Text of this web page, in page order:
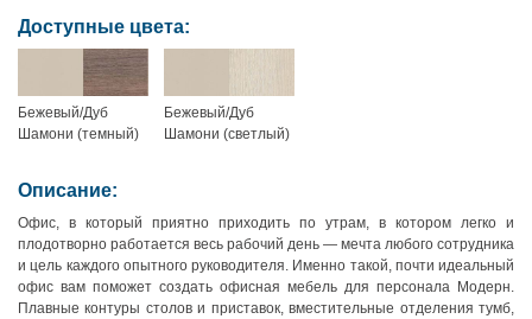
Доступные цвета:
Бежевый/Дуб
Шамони (темный)
Бежевый/Дуб
Шамони (светлый)
Описание:
Офис, в который приятно приходить по утрам, в котором легко и
плодотворно работается весь рабочий день — мечта любого сотрудника
и цель каждого опытного руководителя. Именно такой, почти идеальный
офис вам поможет создать офисная мебель для персонала Модерн.
Плавные контуры столов и приставок, вместительные отделения тумб,